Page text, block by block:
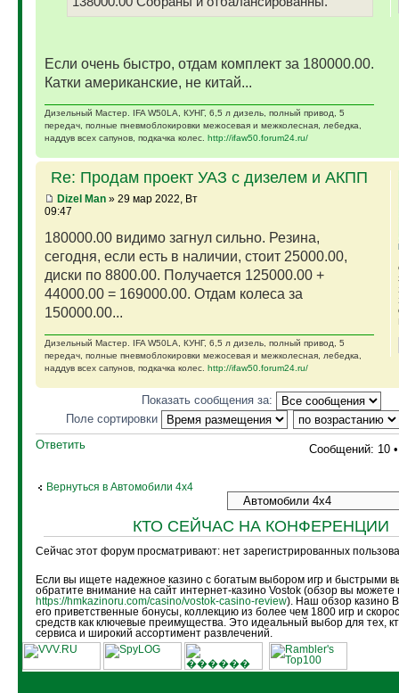
Если очень быстро, отдам комплект за 180000.00.
Катки американские, не китай...
Дизельный Мастер. IFA W50LA, КУНГ, 6,5 л дизель, полный привод, 5
передач, полные пневмоблокировки межосевая и межколесная, лебедка,
наддув всех сапунов, подкачка колес. http://ifaw50.forum24.ru/
Re: Продам проект УАЗ с дизелем и АКПП
Dizel Man» 29 мар 2022, Вт
09:47
180000.00 видимо загнул сильно. Резина,
сегодня, если есть в наличии, стоит 25000.00,
диски по 8800.00. Получается 125000.00 +
44000.00 = 169000.00. Отдам колеса за
150000.00...
Дизельный Мастер. IFA W50LA, КУНГ, 6,5 л дизель, полный привод, 5
передач, полные пневмоблокировки межосевая и межколесная, лебедка,
наддув всех сапунов, подкачка колес. http://ifaw50.forum24.ru/
Показать сообщения за:
Поле сортировки
Ответить
Сообщений: 10
Вернуться в Автомобили 4х4
КТО СЕЙЧАС НА КОНФЕРЕНЦИИ
Сейчас этот форум просматривают: нет зарегистрированных
Если вы ищете надежное казино с богатым выбором игр и быстрыми
обратите внимание на сайт интернет-казино Vostok (обзор вы можете
https://hmkazinoru.com/casino/vostok-casino-review). Наш обзор казино
его приветственные бонусы, коллекцию из более чем 1800 игр и
средств как ключевые преимущества. Это идеальный выбор для тех,
сервиса и широкий ассортимент развлечений.